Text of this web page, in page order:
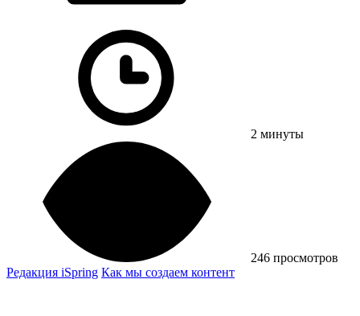
2 минуты
246 просмотров
Редакция iSpring Как мы создаем контент